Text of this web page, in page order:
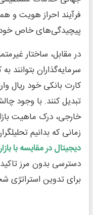
فرآیند احراز هویت و
پیچیدگی‌های خاص خود
در مقابل، ساختار
سرمایه‌گذاران بتوانند
کارت بانکی خود ریال
تبدیل کنند. با وجود
خارجی، درک ماهیت
زمانی که بدانیم
دیجیتال در مقایسه با
دسترسی بدون مرز
برای تدوین